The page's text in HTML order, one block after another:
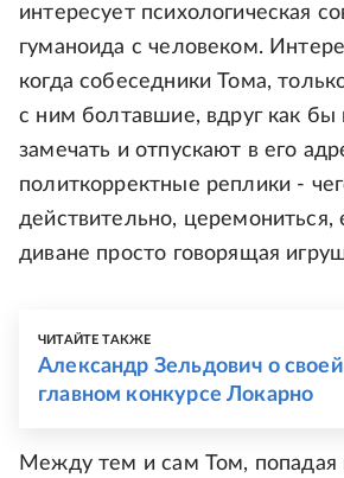
интересует психологическая
гуманоида с человеком.
когда собеседники Тома,
с ним болтавшие, вдруг как бы
замечать и отпускают в его
политкорректные реплики -
действительно, церемониться,
диване просто говорящая
ЧИТАЙТЕ ТАКЖЕ
Александр Зельдович о
главном конкурсе Локарно
Между тем и сам Том, попадая